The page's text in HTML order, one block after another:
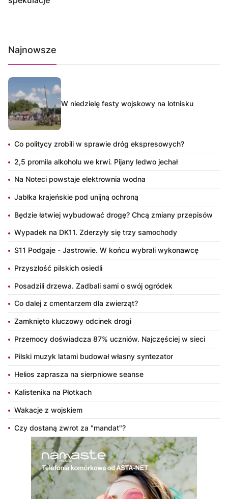
Najnowsze
W niedzielę festy wojskowy na lotnisku
Co politycy zrobili w sprawie dróg ekspresowych?
2,5 promila alkoholu we krwi. Pijany ledwo jechał
Na Noteci powstaje elektrownia wodna
Jabłka krajeńskie pod unijną ochroną
Będzie łatwiej wybudować drogę? Chcą zmiany przepisów
Wypadek na DK11. Zderzyły się trzy samochody
S11 Podgaje - Jastrowie. W końcu wybrali wykonawcę
Przyszłość pilskich osiedli
Posadzili drzewa. Zadbali sami o swój ogródek
Co dalej z cmentarzem dla zwierząt?
Zamknięto kluczowy odcinek drogi
Przemocy doświadcza 87% uczniów. Najczęściej w sieci
Pilski muzyk latami budował własny syntezator
Helios zaprasza na sierpniowe seanse
Kalistenika na Płotkach
Wakacje z wojskiem
Czy dostaną zwrot za "mandat"?